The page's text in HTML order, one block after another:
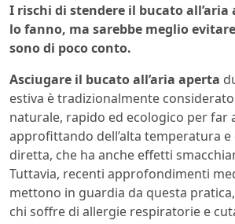
I rischi di stendere il bucato
lo fanno, ma sarebbe meglio
sono di poco conto.
Asciugare il bucato all’aria aperta
estiva è tradizionalmente
naturale, rapido ed ecologico per far
approfittando dell’alta temperatura e
diretta, che ha anche effetti
Tuttavia, recenti approfondimenti
mettono in guardia da questa
chi soffre di allergie respiratorie e